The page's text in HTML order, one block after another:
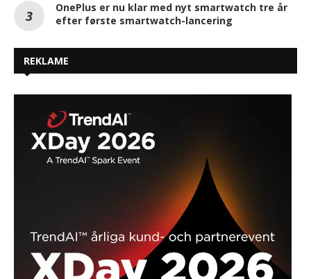
OnePlus er nu klar med nyt smartwatch tre år
efter første smartwatch-lancering
REKLAME